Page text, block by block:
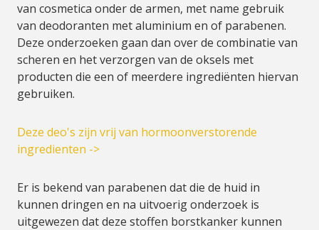
van cosmetica onder de armen, met name gebruik
van deodoranten met aluminium en of parabenen.
Deze onderzoeken gaan dan over de combinatie van
scheren en het verzorgen van de oksels met
producten die een of meerdere ingrediënten hiervan
gebruiken.
Deze deo's zijn vrij van hormoonverstorende
ingredienten ->
Er is bekend van parabenen dat die de huid in
kunnen dringen en na uitvoerig onderzoek is
uitgewezen dat deze stoffen borstkanker kunnen